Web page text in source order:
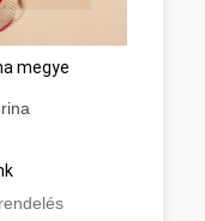
megye